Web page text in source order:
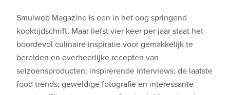
Smulweb Magazine is een in het oog springend
kooktijdschrift. Maar liefst vier keer per jaar staat het
boordevol culinaire inspiratie voor gemakkelijk te
bereiden en overheerlijke recepten van
seizoensproducten; inspirerende interviews; de laatste
food trends; geweldige fotografie en interessante